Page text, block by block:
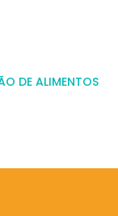
DE ALIMENTOS